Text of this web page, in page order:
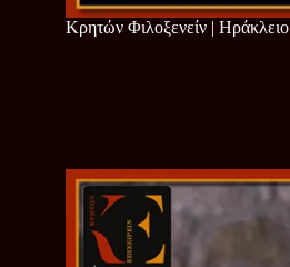
Κρητών Φιλοξενείν | Ηράκλειο